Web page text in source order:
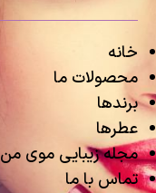
خانه
محصولات ما
برندها
عطرها
مجله زیبایی موی من
تماس با ما